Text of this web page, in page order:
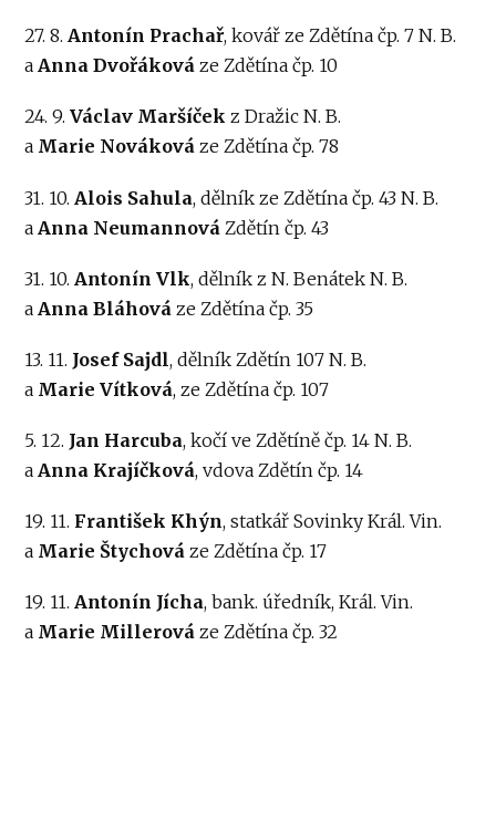
27. 8. Antonín Prachař, kovář ze Zdětína čp. 7 N. B.
aAnna Dvořáková ze Zdětína čp. 10
24. 9.Václav Maršíček z Dražic N. B.
a Marie Nováková ze Zdětína čp. 78
31. 10. Alois Sahula, dělník ze Zdětína čp. 43 N. B.
a Anna Neumannová Zdětín čp. 43
31. 10. Antonín Vlk, dělník z N. Benátek N. B.
a Anna Bláhová ze Zdětína čp. 35
13. 11. Josef Sajdl, dělník Zdětín 107 N. B.
a Marie Vítková, ze Zdětína čp. 107
5. 12. Jan Harcuba, kočí ve Zdětíně čp. 14 N. B.
aAnna Krajíčková, vdova Zdětín čp. 14
19. 11. František Khýn, statkář Sovinky Král. Vin.
a Marie Štychová ze Zdětína čp. 17
19. 11. Antonín Jícha, bank. úředník, Král. Vin.
a Marie Millerová ze Zdětína čp. 32